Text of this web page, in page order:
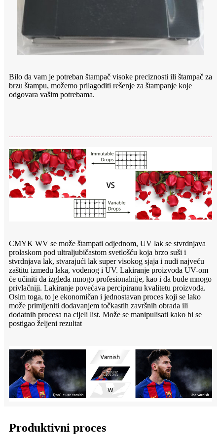
Bilo da vam je potreban štampač visoke preciznosti ili štampač za
brzu štampu, možemo prilagoditi rešenje za štampanje koje
odgovara vašim potrebama.
CMYK WV se može štampati odjednom, UV lak se stvrdnjava
prolaskom pod ultraljubičastom svetlošću koja brzo suši i
stvrdnjava lak, stvarajući lak super visokog sjaja i nudi najveću
zaštitu između laka, vodenog i UV. Lakiranje proizvoda UV-om
će učiniti da izgleda mnogo profesionalnije, kao i da bude mnogo
privlačniji. Lakiranje povećava percipiranu kvalitetu proizvoda.
Osim toga, to je ekonomičan i jednostavan proces koji se lako
može primijeniti dodavanjem točkastih završnih obrada ili
dodatnih procesa na cijeli list. Može se manipulisati kako bi se
postigao željeni rezultat
Produktivni proces